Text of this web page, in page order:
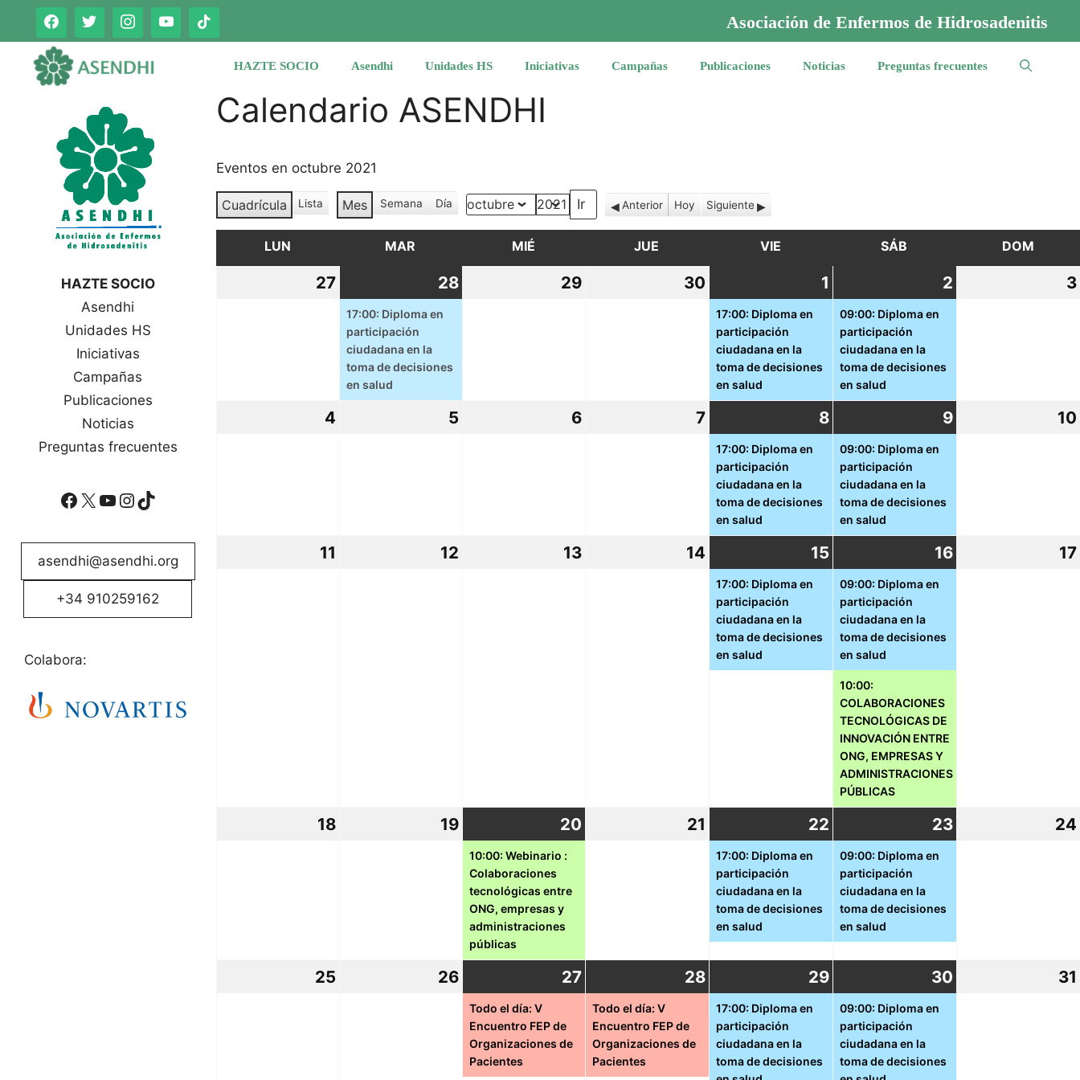
Saltar
contenido
Asociación de Enfermos de Hidrosadenitis
HAZTE SOCIO Asendhi Unidades HS Iniciativas Campañas Publicaciones Noticias Preguntas frecuentes
Calendario ASENDHI
Eventos en octubre 2021
V
e
Cuadrícula
V
Lista Mes Semana Día
Mes
Año
Anterior Hoy Siguiente
LUN MAR MIÉ JUE VIE SÁB DOM
2727
septiembre,
2021
2828
(1
17:00: Diploma en
participación
ciudadana en la
toma de decisiones
en salud
2929
30
septiembre,
2021
1
octubre,
2021
event)
17:00: Diploma en
participación
ciudadana en la
toma de decisiones
en salud
2
09:00: Diploma en
participación
ciudadana en la
toma de decisiones
en salud
3
4 5 66
77
octubre,
2021
88
octubre,
2021
(1
event)
17:00: Diploma en
participación
ciudadana en la
toma de decisiones
en salud
99(1
09:00: Diploma en
participación
ciudadana en la
toma de decisiones
en salud
10
11 12 1313
14
octubre,
2021
15
octubre,
2021
event)
17:00: Diploma en
participación
ciudadana en la
toma de decisiones
en salud
1616
(2
09:00: Diploma en
participación
ciudadana en la
toma de decisiones
en salud
10:00:
COLABORACIONES
TECNOLÓGICAS DE
INNOVACIÓN ENTRE
ONG, EMPRESAS Y
ADMINISTRACIONES
PÚBLICAS
17
1818
1919
octubre,
2021
20
10:00: Webinario :
Colaboraciones
tecnológicas entre
ONG, empresas y
administraciones
públicas
21
octubre,
2021
22
octubre,
2021
event)
17:00: Diploma en
participación
ciudadana en la
toma de decisiones
en salud
2323
(1
09:00: Diploma en
participación
ciudadana en la
toma de decisiones
en salud
24
25 2626
octubre,
2021
2727
octubre,
2021
(1
event)
Todo el día: V
Encuentro FEP de
Organizaciones de
Pacientes
2828
octubre,
2021
(1
event)
Todo el día: V
Encuentro FEP de
Organizaciones de
Pacientes
2929
octubre,
2021
(1
event)
17:00: Diploma en
participación
ciudadana en la
toma de decisiones
30
09:00: Diploma en
participación
ciudadana en la
toma de decisiones
31
HAZTE SOCIO
Asendhi
Unidades HS
Iniciativas
Campañas
Publicaciones
Noticias
Preguntas frecuentes
Facebook
X YouTube
Instagram
TikTok
asendhi@asendhi.org
+34 910259162
Colabora: